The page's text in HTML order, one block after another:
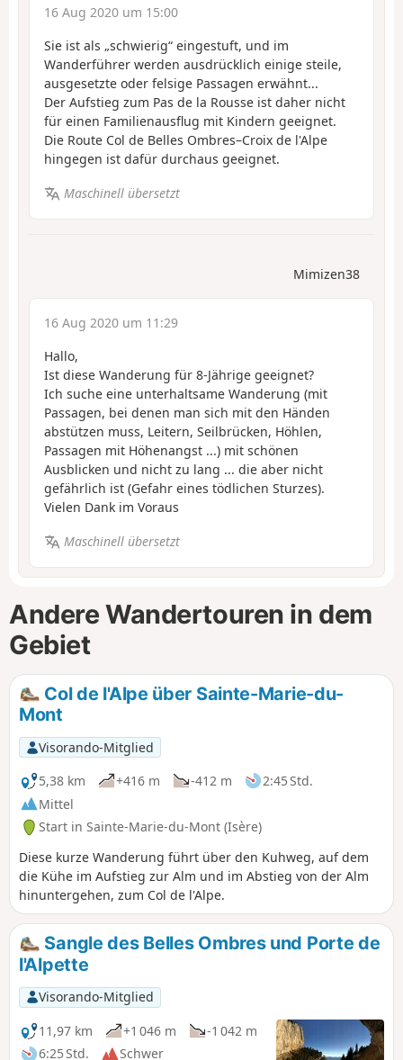
16 Aug 2020 um 15:00
Sie ist als „schwierig“ eingestuft, und im
Wanderführer werden ausdrücklich einige steile,
ausgesetzte oder felsige Passagen erwähnt...
Der Aufstieg zum Pas de la Rousse ist daher nicht
für einen Familienausflug mit Kindern geeignet.
Die Route Col de Belles Ombres–Croix de l'Alpe
hingegen ist dafür durchaus geeignet.
Maschinell übersetzt
Mimizen38
16 Aug 2020 um 11:29
Hallo,
Ist diese Wanderung für 8-Jährige geeignet?
Ich suche eine unterhaltsame Wanderung (mit
Passagen, bei denen man sich mit den Händen
abstützen muss, Leitern, Seilbrücken, Höhlen,
Passagen mit Höhenangst ...) mit schönen
Ausblicken und nicht zu lang ... die aber nicht
gefährlich ist (Gefahr eines tödlichen Sturzes).
Vielen Dank im Voraus
Maschinell übersetzt
Andere Wandertouren in dem
Gebiet
Col de l'Alpe über Sainte-Marie-du-
Mont
Visorando-Mitglied
5,38 km
+416 m -412 m
2:45 Std.
Mittel
Start in Sainte-Marie-du-Mont (Isère)
Diese kurze Wanderung führt über den Kuhweg, auf dem
die Kühe im Aufstieg zur Alm und im Abstieg von der Alm
hinuntergehen, zum Col de l'Alpe.
Sangle des Belles Ombres und Porte de
l'Alpette
Visorando-Mitglied
11,97 km
+1 046 m
-1 042 m
6:25 Std.
Schwer